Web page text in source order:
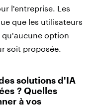
l'entreprise. Les
que les utilisateurs
option
soit proposée.
solutions d'IA
? Quelles
à vos